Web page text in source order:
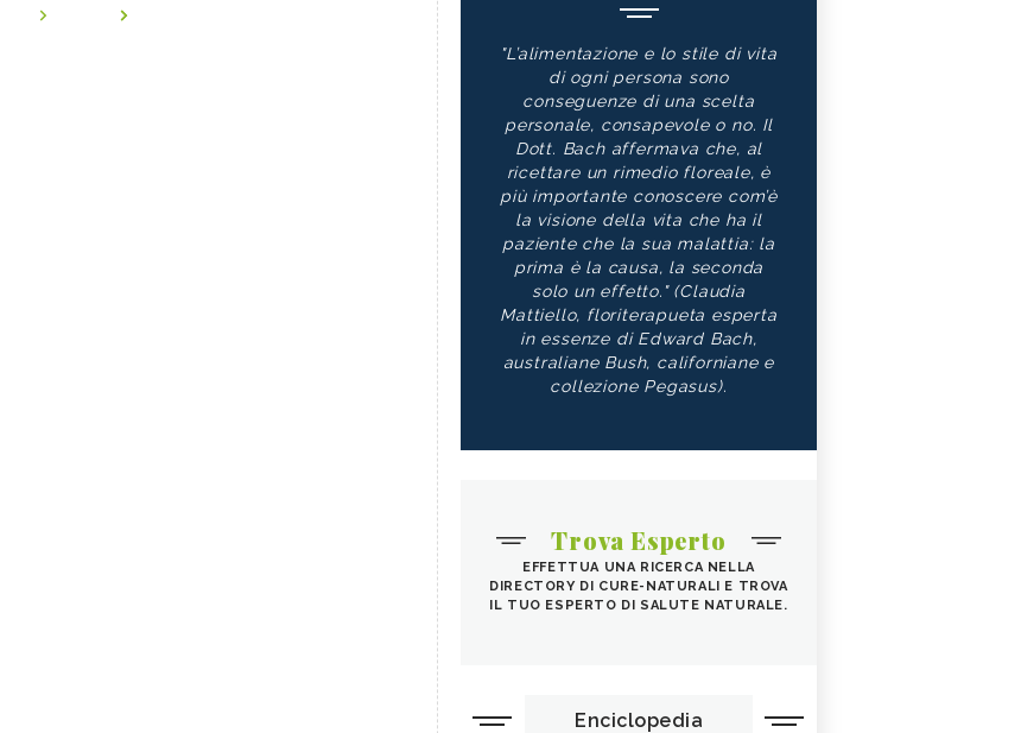
"L’alimentazione e lo stile di vita
di ogni persona sono
conseguenze di una scelta
personale, consapevole o no. Il
Dott. Bach affermava che, al
ricettare un rimedio floreale, è
più importante conoscere com’è
la visione della vita che ha il
paziente che la sua malattia: la
prima è la causa, la seconda
solo un effetto." (Claudia
Mattiello, floriterapueta esperta
in essenze di Edward Bach,
australiane Bush, californiane e
collezione Pegasus).
Trova Esperto
EFFETTUA UNA RICERCA NELLA
DIRECTORY DI CURE-NATURALI E TROVA
IL TUO ESPERTO DI SALUTE NATURALE.
Enciclopedia